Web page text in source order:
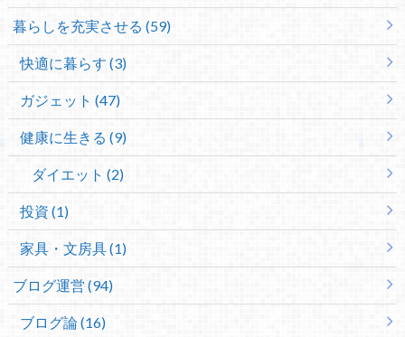
暮らしを充実させる (59)
快適に暮らす (3)
ガジェット (47)
健康に生きる (9)
ダイエット (2)
投資 (1)
家具・文房具 (1)
ブログ運営 (94)
ブログ論 (16)